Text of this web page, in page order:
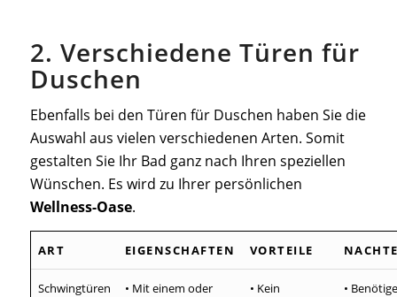
2. Verschiedene Türen für
Duschen
Ebenfalls bei den Türen für Duschen haben Sie die
Auswahl aus vielen verschiedenen Arten. Somit
gestalten Sie Ihr Bad ganz nach Ihren speziellen
Wünschen. Es wird zu Ihrer persönlichen
Wellness-Oase.
ART EIGENSCHAFTEN VORTEILE
Schwingtüren
• Mit einem oder
• Kein
•